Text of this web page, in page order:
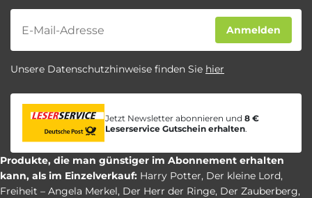
Newsletter
Anmelden
Unsere Datenschutzhinweise finden Sie hier
Jetzt Newsletter abonnieren und 8 €
Leserservice Gutschein erhalten.
Produkte, die man günstiger im Abonnement erhalten
kann, als im Einzelverkauf: Harry Potter, Der kleine Lord,
Freiheit – Angela Merkel, Der Herr der Ringe, Der Zauberberg,